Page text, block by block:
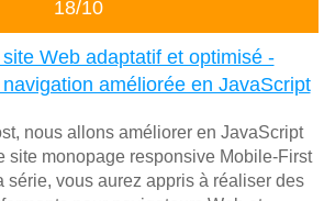
18/10
Web adaptatif et optimisé -
améliorée en JavaScript
nous allons améliorer en JavaScript
site monopage responsive Mobile-First
série, vous aurez appris à réaliser des